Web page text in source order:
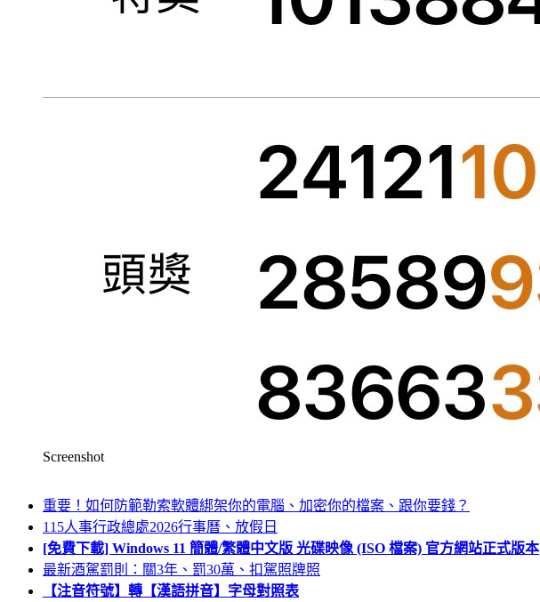
Screenshot
重要！如何防範勒索軟體綁架你的電腦、加密你的檔案、跟你要錢？
115人事行政總處2026行事曆、放假日
[免費下載] Windows 11 簡體/繁體中文版 光碟映像 (ISO 檔案) 官方網站正式版本
最新酒駕罰則：關3年、罰30萬、扣駕照牌照
【注音符號】轉【漢語拼音】字母對照表